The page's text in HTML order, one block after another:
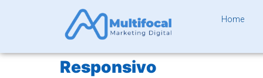
Home
Responsivo